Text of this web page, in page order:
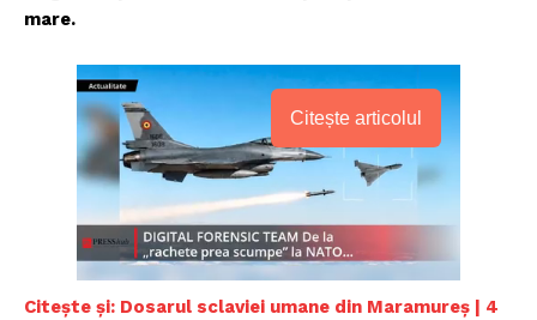
mare.
Citește articolul
Citește și: Dosarul sclaviei umane din Maramureș | 4